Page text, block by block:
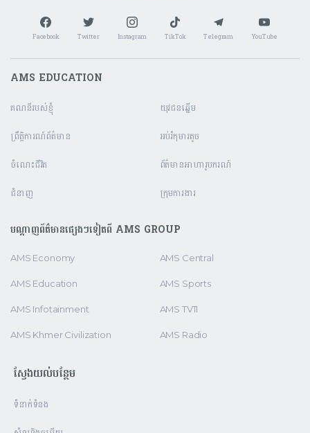
Facebook Twitter Instagram TikTok Telegram YouTube
AMS EDUCATION
គណនី​របស់ខ្ញុំ
ព្រឹត្តិការណ៍ព័ត៌មាន
ចំណេះជីវិត
ជំនាញ
យុវជនឆ្នើម
អប់រំកុមារតូច
ព័ត៌មានអាហារូបករណ៍
ក្រុមការងារ
បណ្តាញព័ត៌មានផ្សេងៗទៀតពី AMS GROUP
AMS Economy
AMS Education
AMS Infotainment
AMS Khmer Civilization
AMS Central
AMS Sports
AMS TV11
AMS Radio
ស្វែងយល់បន្ថែម
ទំនាក់ទំនង